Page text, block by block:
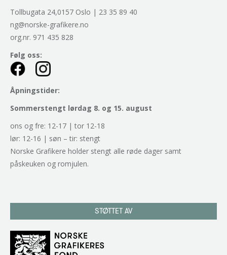
Tollbugata 24,0157 Oslo | 23 35 89 40
ng@norske-grafikere.no
org.nr. 971 435 828
Følg oss:
Åpningstider:
Sommerstengt lørdag 8. og 15. august
ons og fre: 12-17 | tor 12-18
lør: 12-16 | søn – tir: stengt
Norske Grafikere holder stengt alle røde dager samt
påskeuken og romjulen.
STØTTET AV